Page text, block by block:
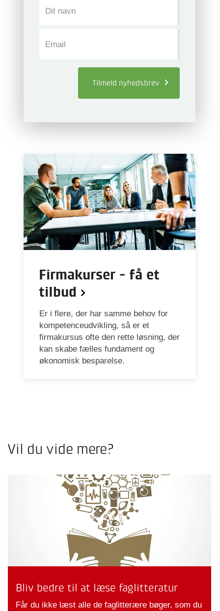
Dit navn
Email
Tilmeld nyhedsbrev
Firmakurser - få et
tilbud
Er i flere, der har samme behov for
kompetenceudvikling, så er et
firmakursus ofte den rette løsning, der
kan skabe fælles fundament og
økonomisk besparelse.
Vil du vide mere?
Bliv bedre til at læse faglitteratur
Får du ikke læst alle de faglitterære bøger, som du